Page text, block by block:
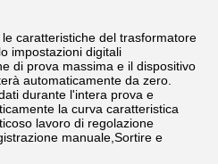
caratteristiche del trasformatore
impostazioni digitali
di prova massima e il dispositivo
automaticamente da zero.
durante l'intera prova e
la curva caratteristica
lavoro di regolazione
manuale,Sortire e